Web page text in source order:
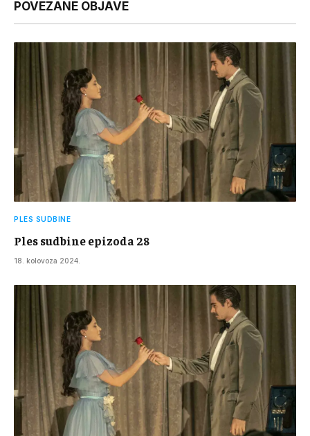
POVEZANE OBJAVE
PLES SUDBINE
Ples sudbine epizoda 28
18. kolovoza 2024.